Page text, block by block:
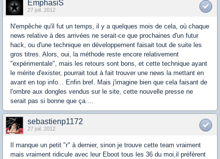
EmphasiS
27 juil. 2012
N'empêche qu'il fut un temps, il y a quelques mois de cela, où chaque
news relative à des arrivées ne serait-ce que prochaines d'un futur
hack, ou d'une technique en développement faisait tout de suite les
gros titres. Alors, oui, la méthode reste encore relativement
"expérimentale", mais les retours sont bons, et cette technique ayant
le mérite d'exister, pourrait tout à fait trouver une news la mettant en
avant en top info... Enfin bref. Mais j'imagine bien que cela faisant de
l'ombre aux dongles vendus sur le site, cette nouvelle presse ne
serait pas si bonne que ça....
sebastienp1172
27 juil. 2012
Il manque un petit "r" à dernier, sinon je trouve cette team vraiment
mais vraiment ridicule avec leur Eboot tous les 36 du moi,il préfèrent